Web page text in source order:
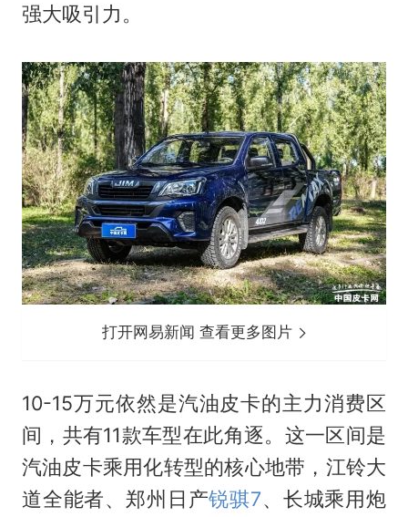
强大吸引力。
打开网易新闻 查看更多图片
10-15万元依然是汽油皮卡的主力消费区
间，共有11款车型在此角逐。这一区间是
汽油皮卡乘用化转型的核心地带，江铃大
道全能者、郑州日产锐骐7、长城乘用炮